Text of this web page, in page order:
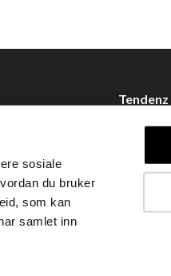
sosiale
du bruker
som kan
samlet inn
Tendenz
Handle